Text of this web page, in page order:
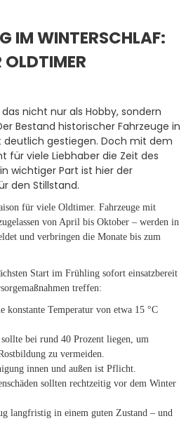
IM WINTERSCHLAF:
OLDTIMER
nicht nur als Hobby, sondern
Bestand historischer Fahrzeuge in
gestiegen. Doch mit dem
für viele Liebhaber die Zeit des
wichtiger Part ist hier der
den Stillstand.
für viele Oldtimer. Fahrzeuge mit
von April bis Oktober – werden in
und verbringen die Monate bis zum
Start im Frühling sofort einsatzbereit
treffen:
konstante Temperatur von etwa 15 °C
bei rund 40 Prozent liegen, um
zu vermeiden.
innen und außen ist Pflicht.
sollten rechtzeitig vor dem Winter
langfristig in einem guten Zustand – und